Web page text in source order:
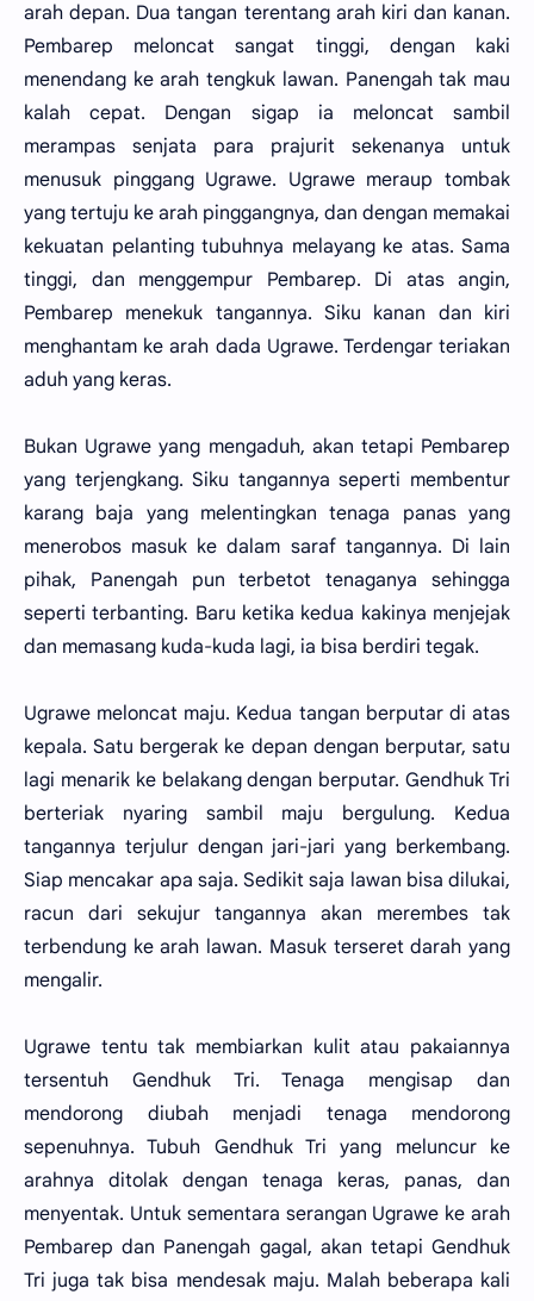
arah depan. Dua tangan terentang arah kiri dan kanan.
Pembarep meloncat sangat tinggi, dengan kaki
menendang ke arah tengkuk lawan. Panengah tak mau
kalah cepat. Dengan sigap ia meloncat sambil
merampas senjata para prajurit sekenanya untuk
menusuk pinggang Ugrawe. Ugrawe meraup tombak
yang tertuju ke arah pinggangnya, dan dengan memakai
kekuatan pelanting tubuhnya melayang ke atas. Sama
tinggi, dan menggempur Pembarep. Di atas angin,
Pembarep menekuk tangannya. Siku kanan dan kiri
menghantam ke arah dada Ugrawe. Terdengar teriakan
aduh yang keras.
Bukan Ugrawe yang mengaduh, akan tetapi Pembarep
yang terjengkang. Siku tangannya seperti membentur
karang baja yang melentingkan tenaga panas yang
menerobos masuk ke dalam saraf tangannya. Di lain
pihak, Panengah pun terbetot tenaganya sehingga
seperti terbanting. Baru ketika kedua kakinya menjejak
dan memasang kuda-kuda lagi, ia bisa berdiri tegak.
Ugrawe meloncat maju. Kedua tangan berputar di atas
kepala. Satu bergerak ke depan dengan berputar, satu
lagi menarik ke belakang dengan berputar. Gendhuk Tri
berteriak nyaring sambil maju bergulung. Kedua
tangannya terjulur dengan jari-jari yang berkembang.
Siap mencakar apa saja. Sedikit saja lawan bisa dilukai,
racun dari sekujur tangannya akan merembes tak
terbendung ke arah lawan. Masuk terseret darah yang
mengalir.
Ugrawe tentu tak membiarkan kulit atau pakaiannya
tersentuh Gendhuk Tri. Tenaga mengisap dan
mendorong diubah menjadi tenaga mendorong
sepenuhnya. Tubuh Gendhuk Tri yang meluncur ke
arahnya ditolak dengan tenaga keras, panas, dan
menyentak. Untuk sementara serangan Ugrawe ke arah
Pembarep dan Panengah gagal, akan tetapi Gendhuk
Tri juga tak bisa mendesak maju. Malah beberapa kali